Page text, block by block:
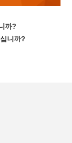
까?
니까?